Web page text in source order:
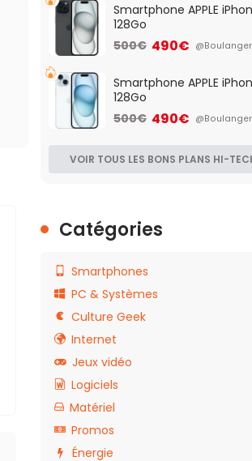
Smartphone APPLE
128Go
500€ 490€ @Boulanger
Smartphone APPLE
128Go
500€ 490€ @Boulanger
VOIR TOUS LES BONS PLANS HI-
Catégories
Smartphones
PC & Systèmes
Culture Geek
Internet
Jeux vidéo
Logiciels
Matériel
Promos
Énergie